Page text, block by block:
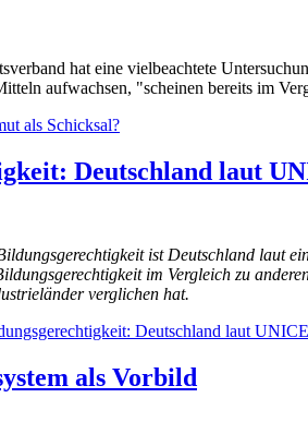
hat eine vielbeachtete
aufwachsen, "scheinen bereits im
als Schicksal?
Deutschland laut
ist Deutschland laut
im Vergleich zu
verglichen hat.
Deutschland laut
als Vorbild